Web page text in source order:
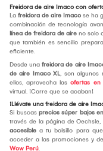
Freidora de aire Imaco con
La freidora de aire Imaco se ha
combinación de tecnología
línea de freidora de aire no solo
que también es sencillo
eficiente.
Desde una freidora de aire
de aire Imaco XL, son algunos
ellos, aprovecha las ofertas en
virtual. ¡Corre que se acaban!
¡Llévate una freidora de aire
Si buscas precios súper bajos
través de la página de
accesible a tu bolsillo para
acceder a las promociones y
Wow Perú.